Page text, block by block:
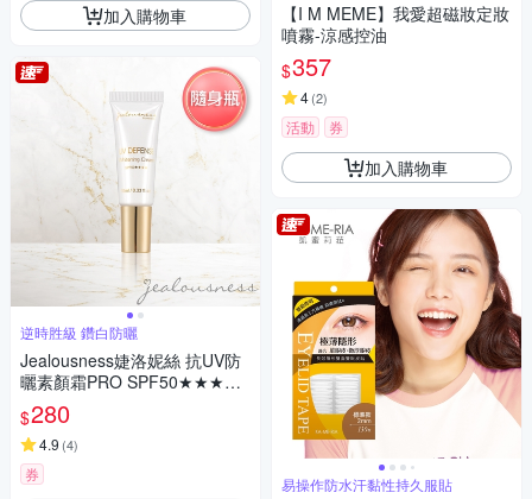
加入購物車
逆時胜級 鑽白防曬
Jealousness婕洛妮絲 抗UV防
曬素顏霜PRO SPF50★★★★1
0ml
$280
4.9 (4)
券
【I M MEME】我愛超磁妝定妝
噴霧-涼感控油
$357
4(2)
活動 券
加入購物車
易操作防水汗黏性持久服貼